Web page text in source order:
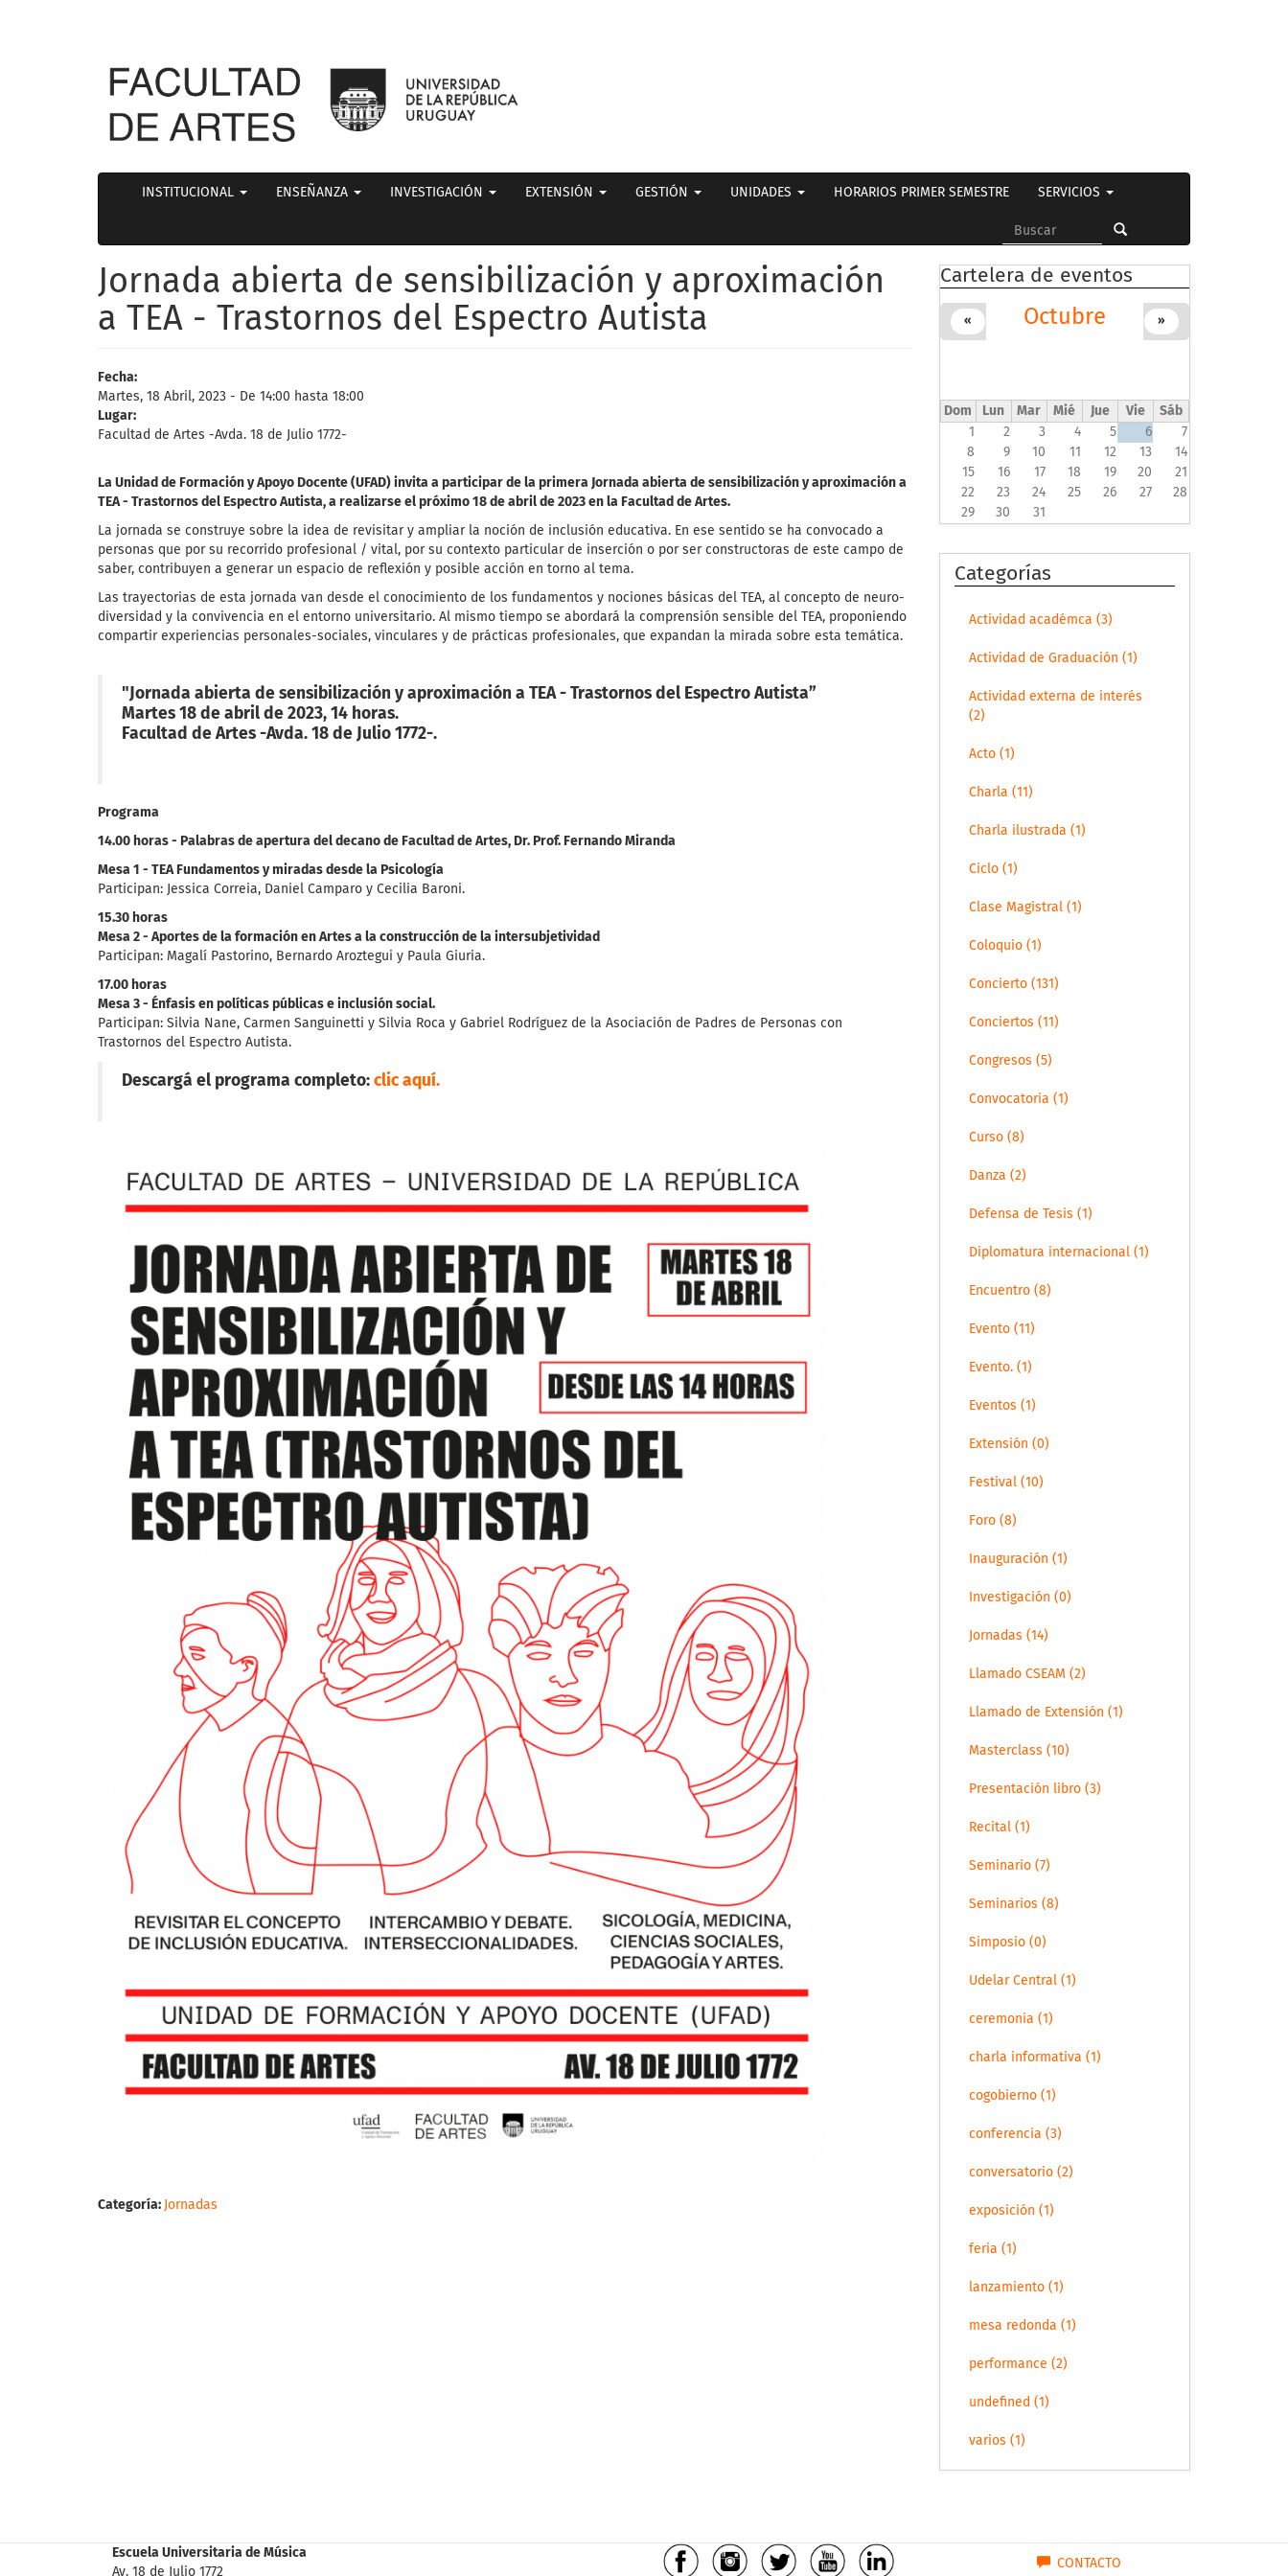
INSTITUCIONAL ENSEÑANZA INVESTIGACIÓN EXTENSIÓN GESTIÓN UNIDADES HORARIOS PRIMER SEMESTRE SERVICIOS
Formulario
de
búsqueda
Jornada abierta de sensibilización y aproximación
a TEA - Trastornos del Espectro Autista
Fecha:
Martes, 18 Abril, 2023 - De 14:00 hasta 18:00
Lugar:
Facultad de Artes -Avda. 18 de Julio 1772-
La Unidad de Formación y Apoyo Docente (UFAD) invita a participar de la primera Jornada abierta de sensibilización y aproximación a
TEA - Trastornos del Espectro Autista, a realizarse el próximo 18 de abril de 2023 en la Facultad de Artes.
La jornada se construye sobre la idea de revisitar y ampliar la noción de inclusión educativa. En ese sentido se ha convocado a
personas que por su recorrido profesional / vital, por su contexto particular de inserción o por ser constructoras de este campo de
saber, contribuyen a generar un espacio de reflexión y posible acción en torno al tema.
Las trayectorias de esta jornada van desde el conocimiento de los fundamentos y nociones básicas del TEA, al concepto de neuro-
diversidad y la convivencia en el entorno universitario. Al mismo tiempo se abordará la comprensión sensible del TEA, proponiendo
compartir experiencias personales-sociales, vinculares y de prácticas profesionales, que expandan la mirada sobre esta temática.
"Jornada abierta de sensibilización y aproximación a TEA - Trastornos del Espectro Autista”
Martes 18 de abril de 2023, 14 horas.
Facultad de Artes -Avda. 18 de Julio 1772-.
Programa
14.00 horas - Palabras de apertura del decano de Facultad de Artes, Dr. Prof. Fernando Miranda
Mesa 1 - TEA Fundamentos y miradas desde la Psicología
Participan: Jessica Correia, Daniel Camparo y Cecilia Baroni.
15.30 horas
Mesa 2 - Aportes de la formación en Artes a la construcción de la intersubjetividad
Participan: Magalí Pastorino, Bernardo Aroztegui y Paula Giuria.
17.00 horas
Mesa 3 - Énfasis en políticas públicas e inclusión social.
Participan: Silvia Nane, Carmen Sanguinetti y Silvia Roca y Gabriel Rodríguez de la Asociación de Padres de Personas con
Trastornos del Espectro Autista.
Descargá el programa completo: clic aquí.
Categoría: Jornadas
Cartelera de eventos
Octubre
« »
Dom Lun Mar Mié Jue Vie
Sáb
1
2 3 4 5 6
7
8
9 10 11 12 13
14
15
16 17 18 19 20
21
22
23 24 25 26 27
28
29
30 31
Categorías
Actividad académca (3)
Actividad de Graduación (1)
Actividad externa de interés
(2)
Acto (1)
Charla (11)
Charla ilustrada (1)
Ciclo (1)
Clase Magistral (1)
Coloquio (1)
Concierto (131)
Conciertos (11)
Congresos (5)
Convocatoria (1)
Curso (8)
Danza (2)
Defensa de Tesis (1)
Diplomatura internacional (1)
Encuentro (8)
Evento (11)
Evento. (1)
Eventos (1)
Extensión (0)
Festival (10)
Foro (8)
Inauguración (1)
Investigación (0)
Jornadas (14)
Llamado CSEAM (2)
Llamado de Extensión (1)
Masterclass (10)
Presentación libro (3)
Recital (1)
Seminario (7)
Seminarios (8)
Simposio (0)
Udelar Central (1)
ceremonia (1)
charla informativa (1)
cogobierno (1)
conferencia (3)
conversatorio (2)
exposición (1)
feria (1)
lanzamiento (1)
mesa redonda (1)
performance (2)
undefined (1)
varios (1)
Escuela Universitaria de Música
Av. 18 de Julio 1772
CONTACTO